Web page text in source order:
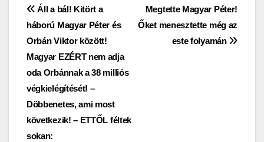
Bejegyzés
navigáció
Megtette Magyar Péter!
Őket menesztette még az
este folyamán
Áll a bál! Kitört a
háború Magyar Péter és
Orbán Viktor között!
Magyar EZÉRT nem adja
oda Orbánnak a 38 milliós
végkielégítését! –
Döbbenetes, ami most
következik! – ETTŐL féltek
sokan: